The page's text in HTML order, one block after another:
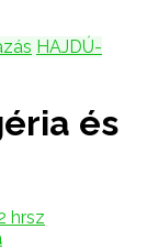
HAJDÚ-
és
hrsz